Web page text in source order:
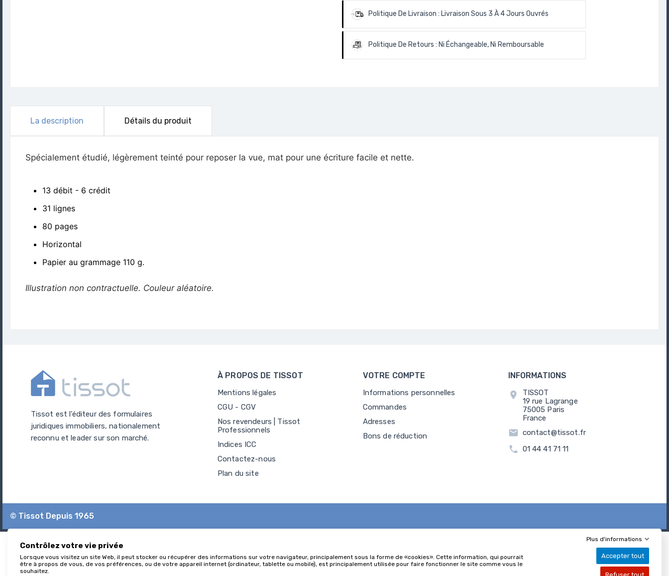
Politique De Livraison : Livraison Sous 3 À 4 Jours Ouvrés
Politique De Retours : Ni Échangeable, Ni Remboursable
La description Détails du produit
Spécialement étudié, légèrement teinté pour reposer la vue, mat pour une écriture facile et nette.
13 débit - 6 crédit
31 lignes
80 pages
Horizontal
Papier au grammage 110 g.
Illustration non contractuelle. Couleur aléatoire.
Tissot est l’éditeur des formulaires
juridiques immobiliers, nationalement
reconnu et leader sur son marché.
À PROPOS DE TISSOT
Mentions légales
CGU - CGV
Nos revendeurs | Tissot
Professionnels
Indices ICC
Contactez-nous
Plan du site
VOTRE COMPTE
Informations personnelles
Commandes
Adresses
Bons de réduction
INFORMATIONS
location_on
TISSOT
19 rue Lagrange
75005 Paris
France
email contact@tissot.fr
call 01 44 41 71 11
© Tissot Depuis 1965
Contrôlez votre vie privée
Lorsque vous visitez un site Web, il peut stocker ou récupérer des informations sur votre navigateur, principalement sous la forme de «cookies». Cette information, qui pourrait
être à propos de vous, de vos préférences, ou de votre appareil internet (ordinateur, tablette ou mobile), est principalement utilisée pour faire fonctionner le site comme vous le
souhaitez.
Plus d'informations
Accepter tout